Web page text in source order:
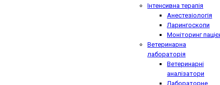
Інтенсивна терапія
Анестезіологія
Ларингоскопи
Моніторинг
Ветеринарна
лабораторія
Ветеринарні
аналізатори
Лабораторне